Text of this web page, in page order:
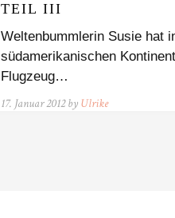
TEIL III
Weltenbummlerin Susie hat
südamerikanischen
Flugzeug…
17. Januar 2012 by Ulrike